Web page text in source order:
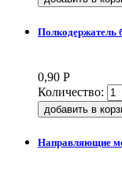
Полкодержатель
0,90 Р
Количество:
Направляющие